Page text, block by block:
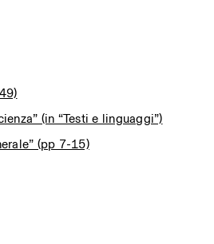
(in “Testi e linguaggi”)
(pp 7-15)